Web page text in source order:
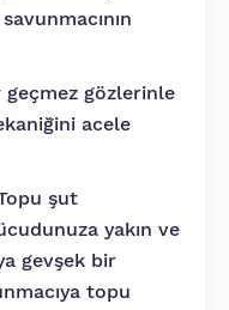
geçmez gözlerinle
acele
şut
yakın ve
gevşek bir
topu